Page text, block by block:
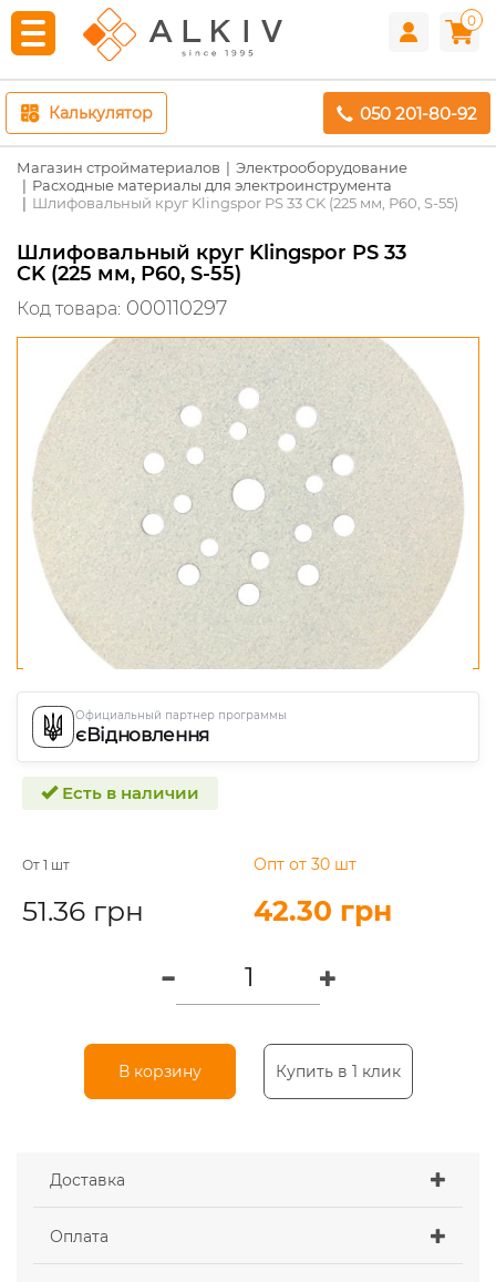
0
Калькулятор 050 201-80-92
Магазин стройматериалов
Электрооборудование
Расходные материалы для электроинструмента
Шлифовальный круг Klingspor PS 33 CK (225 мм, Р60, S-55)
Шлифовальный круг Klingspor PS 33
CK (225 мм, Р60, S-55)
Код товара: 000110297
Официальный партнер программы
єВідновлення
Есть в наличии
От 1 шт
51.36 грн
Опт от 30 шт
42.30 грн
В корзину Купить в 1 клик
Доставка
Оплата